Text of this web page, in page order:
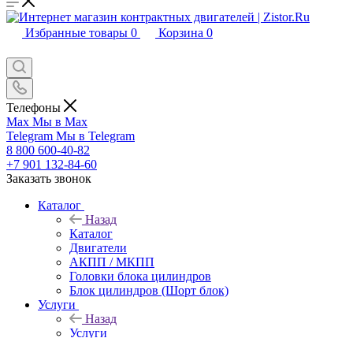
Избранные товары 0 Корзина 0
Телефоны
Max Мы в Max
Telegram Мы в Telegram
8 800 600-40-82
+7 901 132-84-60
Заказать звонок
Каталог
Назад
Каталог
Двигатели
АКПП / МКПП
Головки блока цилиндров
Блок цилиндров (Шорт блок)
Услуги
Назад
Услуги